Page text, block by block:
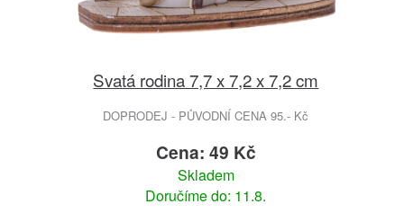
Svatá rodina 7,7 x 7,2 x 7,2 cm
DOPRODEJ - PŮVODNÍ CENA 95.- Kč
Cena: 49 Kč
Skladem
Doručíme do: 11.8.